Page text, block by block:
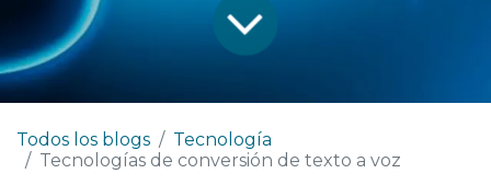
Todos los blogs
Tecnología
Tecnologías de conversión de texto a voz